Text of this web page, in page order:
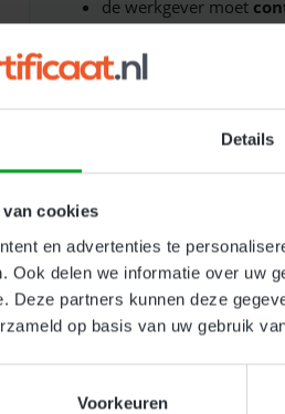
Details
van cookies
en advertenties te
Ook delen we informatie over uw
Deze partners kunnen deze
op basis van uw gebruik
Voorkeuren
de werkgever moet
het arbeidsmiddel veilig
correct gebruikt moet